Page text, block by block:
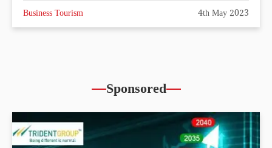
Business Tourism 4th May 2023
Sponsored